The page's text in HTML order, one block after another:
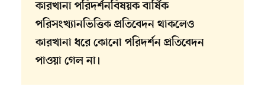
কারখানা পরিদর্শনবিষয়ক বার্ষিক
পরিসংখ্যানভিত্তিক প্রতিবেদন থাকলেও
কারখানা ধরে কোনো পরিদর্শন প্রতিবেদন
পাওয়া গেল না।